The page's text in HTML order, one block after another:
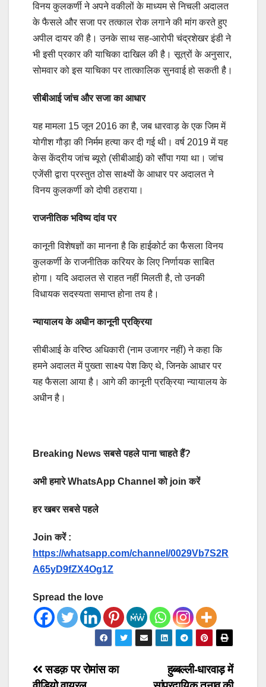
विनय कुलकर्णी ने अपने वकीलों के माध्यम से निचली अदालत
के फैसले और सजा पर तत्काल रोक लगाने की मांग करते हुए
अपील दायर की है। उनके साथ सह-आरोपी चंद्रशेखर इंडी ने
भी इसी प्रकार की याचिका दाखिल की है। सूत्रों के अनुसार,
सोमवार को इस याचिका पर तात्कालिक सुनवाई हो सकती है।
सीबीआई जांच और सजा का आधार
यह मामला 15 जून 2016 का है, जब धारवाड़ के एक जिम में
योगीश गौड़ा की निर्मम हत्या कर दी गई थी। वर्ष 2019 में यह
केस केंद्रीय जांच ब्यूरो (सीबीआई) को सौंपा गया था। जांच
एजेंसी द्वारा प्रस्तुत ठोस साक्ष्यों के आधार पर अदालत ने
विनय कुलकर्णी को दोषी ठहराया।
राजनीतिक भविष्य दांव पर
कानूनी विशेषज्ञों का मानना है कि हाईकोर्ट का फैसला विनय
कुलकर्णी के राजनीतिक करियर के लिए निर्णायक साबित
होगा। यदि अदालत से राहत नहीं मिलती है, तो उनकी
विधायक सदस्यता समाप्त होना तय है।
न्यायालय के अधीन कानूनी प्रक्रिया
सीबीआई के वरिष्ठ अधिकारी (नाम उजागर नहीं) ने कहा कि
हमने अदालत में पुख्ता साक्ष्य पेश किए थे, जिनके आधार पर
यह फैसला आया है। आगे की कानूनी प्रक्रिया न्यायालय के
अधीन है।
Breaking News सबसे पहले पाना चाहते हैं?
अभी हमारे WhatsApp Channel को join करें
हर खबर सबसे पहले
Join करें :
https://whatsapp.com/channel/0029Vb7S2R
A65yD9fZX4Og1Z
Spread the love
Post
हुब्बल्ली-धारवाड़ में
सडक़ पर रोमांस का